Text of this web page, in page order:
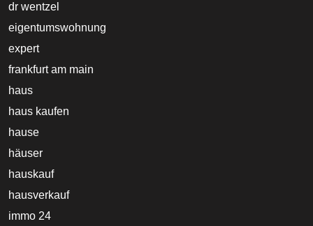
dr wentzel
eigentumswohnung
expert
frankfurt am main
haus
haus kaufen
hause
häuser
hauskauf
hausverkauf
immo 24